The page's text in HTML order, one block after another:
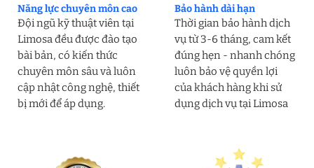
Năng lực chuyên môn cao
Đội ngũ kỹ thuật viên tại
Limosa đều được đào tạo
bài bản, có kiến thức
chuyên môn sâu và luôn
cập nhật công nghệ, thiết
bị mới để áp dụng.
Bảo hành dài hạn
Thời gian bảo hành dịch
vụ từ 3-6 tháng, cam kết
đúng hẹn - nhanh chóng
luôn bảo vệ quyền lợi
của khách hàng khi sử
dụng dịch vụ tại Limosa